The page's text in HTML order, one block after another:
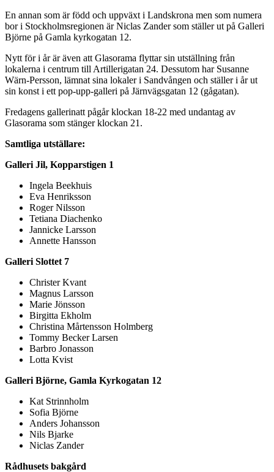
En annan som är född och uppväxt i Landskrona men som numera
bor i Stockholmsregionen är Niclas Zander som ställer ut på Galleri
Björne på Gamla kyrkogatan 12.
Nytt för i år är även att Glasorama flyttar sin utställning från
lokalerna i centrum till Artillerigatan 24. Dessutom har Susanne
Wärn-Persson, lämnat sina lokaler i Sandvången och ställer i år ut
sin konst i ett pop-upp-galleri på Järnvägsgatan 12 (gågatan).
Fredagens gallerinatt pågår klockan 18-22 med undantag av
Glasorama som stänger klockan 21.
Samtliga utställare:
Galleri Jil, Kopparstigen 1
Ingela Beekhuis
Eva Henriksson
Roger Nilsson
Tetiana Diachenko
Jannicke Larsson
Annette Hansson
Galleri Slottet 7
Christer Kvant
Magnus Larsson
Marie Jönsson
Birgitta Ekholm
Christina Mårtensson Holmberg
Tommy Becker Larsen
Barbro Jonasson
Lotta Kvist
Galleri Björne, Gamla Kyrkogatan 12
Kat Strinnholm
Sofia Björne
Anders Johansson
Nils Bjarke
Niclas Zander
Rådhusets bakgård